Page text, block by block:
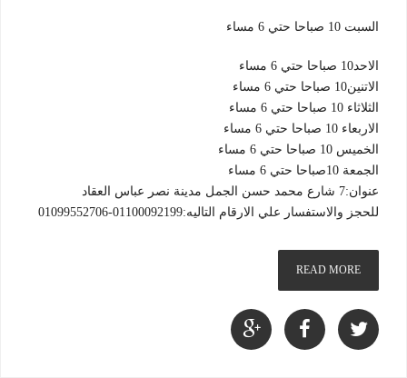
السبت 10 صباحا حتي 6 مساء
الاحد10 صباحا حتي 6 مساء
الاتنين10 صباحا حتي 6 مساء
الثلاثاء 10 صباحا حتي 6 مساء
الاربعاء 10 صباحا حتي 6 مساء
الخميس 10 صباحا حتي 6 مساء
الجمعة 10صباحا حتي 6 مساء
عنوان:7 شارع محمد حسن الجمل مدينة نصر عباس العقاد
للحجز والاستفسار علي الارقام التاليه:01100092199-01099552706
READ MORE